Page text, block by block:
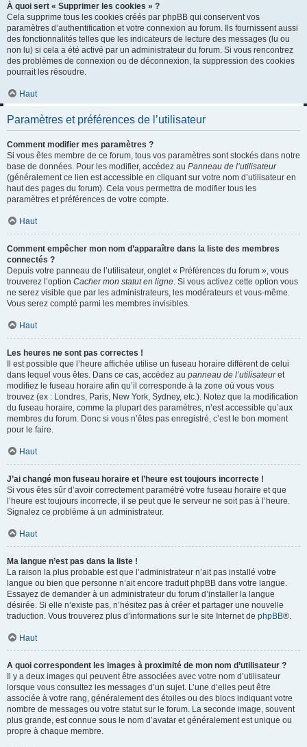
À quoi sert « Supprimer les cookies » ?
Cela supprime tous les cookies créés par phpBB qui conservent vos
paramètres d’authentification et votre connexion au forum. Ils fournissent aussi
des fonctionnalités telles que les indicateurs de lecture des messages (lu ou
non lu) si cela a été activé par un administrateur du forum. Si vous rencontrez
des problèmes de connexion ou de déconnexion, la suppression des cookies
pourrait les résoudre.
Haut
Paramètres et préférences de l’utilisateur
Comment modifier mes paramètres ?
Si vous êtes membre de ce forum, tous vos paramètres sont stockés dans notre
base de données. Pour les modifier, accédez au Panneau de l’utilisateur
(généralement ce lien est accessible en cliquant sur votre nom d’utilisateur en
haut des pages du forum). Cela vous permettra de modifier tous les
paramètres et préférences de votre compte.
Haut
Comment empêcher mon nom d’apparaître dans la liste des membres
connectés ?
Depuis votre panneau de l’utilisateur, onglet « Préférences du forum », vous
trouverez l’option Cacher mon statut en ligne . Si vous activez cette option vous
ne serez visible que par les administrateurs, les modérateurs et vous-même.
Vous serez compté parmi les membres invisibles.
Haut
Les heures ne sont pas correctes !
Il est possible que l’heure affichée utilise un fuseau horaire différent de celui
dans lequel vous êtes. Dans ce cas, accédez au panneau de l’utilisateuret
modifiez le fuseau horaire afin qu’il corresponde à la zone où vous vous
trouvez (ex : Londres, Paris, New York, Sydney, etc.). Notez que la modification
du fuseau horaire, comme la plupart des paramètres, n’est accessible qu’aux
membres du forum. Donc si vous n’êtes pas enregistré, c’est le bon moment
pour le faire.
Haut
J’ai changé mon fuseau horaire et l’heure est toujours incorrecte !
Si vous êtes sûr d’avoir correctement paramétré votre fuseau horaire et que
l’heure est toujours incorrecte, il se peut que le serveur ne soit pas à l’heure.
Signalez ce problème à un administrateur.
Haut
Ma langue n’est pas dans la liste !
La raison la plus probable est que l’administrateur n’ait pas installé votre
langue ou bien que personne n’ait encore traduit phpBB dans votre langue.
Essayez de demander à un administrateur du forum d’installer la langue
désirée. Si elle n’existe pas, n’hésitez pas à créer et partager une nouvelle
traduction. Vous trouverez plus d’informations sur le site Internet de phpBB®.
Haut
A quoi correspondent les images à proximité de mon nom d’utilisateur ?
Il y a deux images qui peuvent être associées avec votre nom d’utilisateur
lorsque vous consultez les messages d’un sujet. L’une d’elles peut être
associée à votre rang, généralement des étoiles ou des blocs indiquant votre
nombre de messages ou votre statut sur le forum. La seconde image, souvent
plus grande, est connue sous le nom d’avatar et généralement est unique ou
propre à chaque membre.